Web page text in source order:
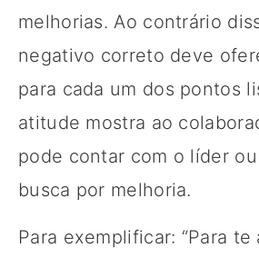
melhorias. Ao contrário
negativo correto deve
para cada um dos pontos
atitude mostra ao
pode contar com o líder
busca por melhoria.
Para exemplificar: “Para te